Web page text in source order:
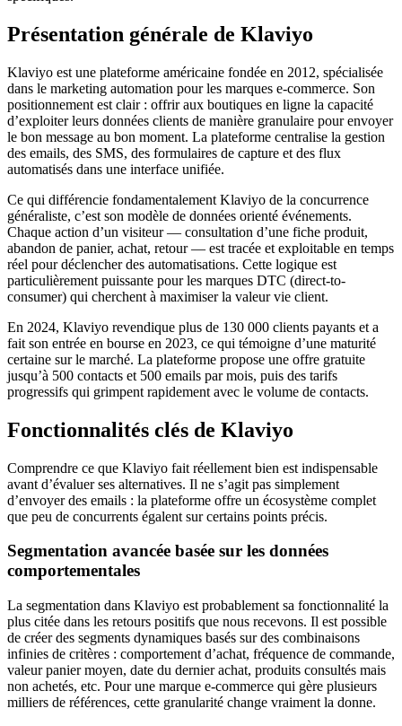
Présentation générale de Klaviyo
Klaviyo est une plateforme américaine fondée en 2012, spécialisée
dans le marketing automation pour les marques e-commerce. Son
positionnement est clair : offrir aux boutiques en ligne la capacité
d’exploiter leurs données clients de manière granulaire pour envoyer
le bon message au bon moment. La plateforme centralise la gestion
des emails, des SMS, des formulaires de capture et des flux
automatisés dans une interface unifiée.
Ce qui différencie fondamentalement Klaviyo de la concurrence
généraliste, c’est son modèle de données orienté événements.
Chaque action d’un visiteur — consultation d’une fiche produit,
abandon de panier, achat, retour — est tracée et exploitable en temps
réel pour déclencher des automatisations. Cette logique est
particulièrement puissante pour les marques DTC (direct-to-
consumer) qui cherchent à maximiser la valeur vie client.
En 2024, Klaviyo revendique plus de 130 000 clients payants et a
fait son entrée en bourse en 2023, ce qui témoigne d’une maturité
certaine sur le marché. La plateforme propose une offre gratuite
jusqu’à 500 contacts et 500 emails par mois, puis des tarifs
progressifs qui grimpent rapidement avec le volume de contacts.
Fonctionnalités clés de Klaviyo
Comprendre ce que Klaviyo fait réellement bien est indispensable
avant d’évaluer ses alternatives. Il ne s’agit pas simplement
d’envoyer des emails : la plateforme offre un écosystème complet
que peu de concurrents égalent sur certains points précis.
Segmentation avancée basée sur les données
comportementales
La segmentation dans Klaviyo est probablement sa fonctionnalité la
plus citée dans les retours positifs que nous recevons. Il est possible
de créer des segments dynamiques basés sur des combinaisons
infinies de critères : comportement d’achat, fréquence de commande,
valeur panier moyen, date du dernier achat, produits consultés mais
non achetés, etc. Pour une marque e-commerce qui gère plusieurs
milliers de références, cette granularité change vraiment la donne.